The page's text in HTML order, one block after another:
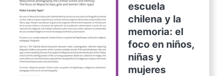
escuela
chilena y la
memoria: el
foco en niños,
niñas y
mujeres